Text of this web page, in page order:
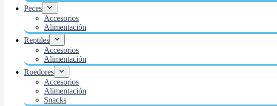
Peces
Accesorios
Alimentación
Reptiles
Accesorios
Alimentación
Roedores
Accesorios
Alimentación
Snacks